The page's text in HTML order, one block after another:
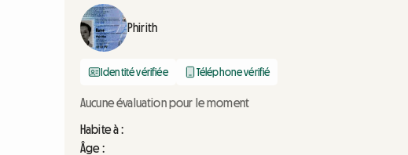
Phirith
Identité vérifiée Téléphone vérifié
Aucune évaluation pour le moment
Habite à :
Âge :